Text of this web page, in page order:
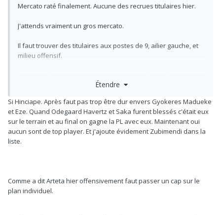
Mercato raté finalement. Aucune des recrues titulaires hier.
J'attends vraiment un gros mercato.
Il faut trouver des titulaires aux postes de 9, ailier gauche, et
milieu offensif.
raison à Arteta sur les recrues offensives.
Étendre
Si Hinciape. Après faut pas trop être dur envers Gyokeres Madueke
et Eze. Quand Odegaard Havertz et Saka furent blessés c'était eux
sur le terrain et au final on gagne la PL avec eux. Maintenant oui
aucun sont de top player. Et j'ajoute évidement Zubimendi dans la
liste.
Comme a dit Arteta hier offensivement faut passer un cap sur le
plan individuel.